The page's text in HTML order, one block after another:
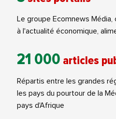
Le groupe Ecomnews
à l'actualité économique,
21 000 articles
Répartis entre les grandes
les pays du pourtour de la
pays d'Afrique